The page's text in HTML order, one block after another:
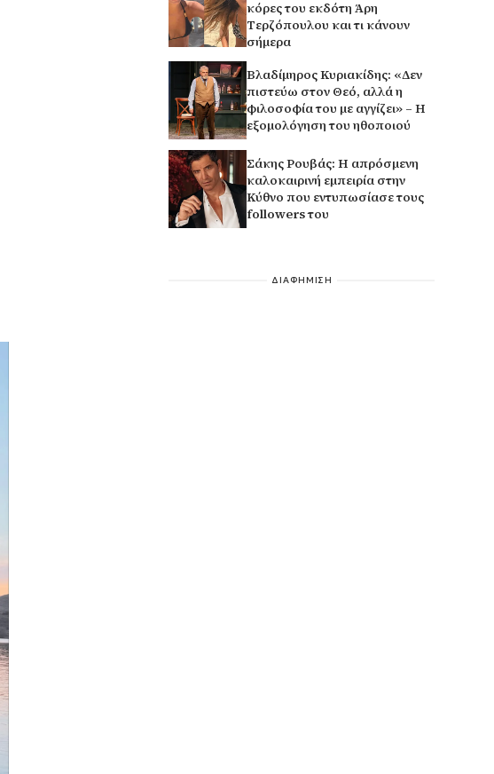
κόρες του εκδότη Άρη
Τερζόπουλου και τι κάνουν
σήμερα
Βλαδίμηρος Κυριακίδης: «Δεν
πιστεύω στον Θεό, αλλά η
φιλοσοφία του με αγγίζει» – Η
εξομολόγηση του ηθοποιού
Σάκης Ρουβάς: Η απρόσμενη
καλοκαιρινή εμπειρία στην
Κύθνο που εντυπωσίασε τους
followers του
ΔΙΑΦΗΜΙΣΗ